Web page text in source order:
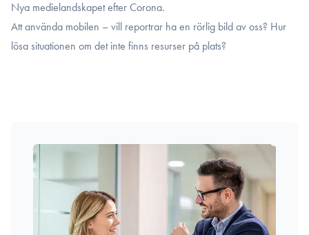
Nya medielandskapet efter Corona.
Att använda mobilen – vill reportrar ha en rörlig bild av oss? Hur
lösa situationen om det inte finns resurser på plats?